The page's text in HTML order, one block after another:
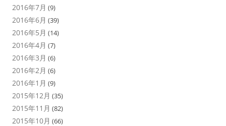
2016年7月 (9)
2016年6月 (39)
2016年5月 (14)
2016年4月 (7)
2016年3月 (6)
2016年2月 (6)
2016年1月 (9)
2015年12月 (35)
2015年11月 (82)
2015年10月 (66)